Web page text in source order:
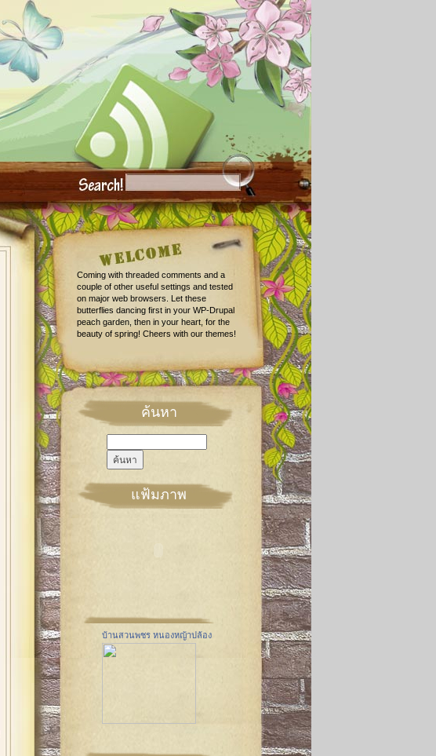
Coming with threaded comments and a
couple of other useful settings and tested
on major web browsers. Let these
butterflies dancing first in your WP-Drupal
peach garden, then in your heart, for the
beauty of spring! Cheers with our themes!
ค้นหา
แฟ้มภาพ
บ้านสวนพชร หนองหญ้าปล้อง